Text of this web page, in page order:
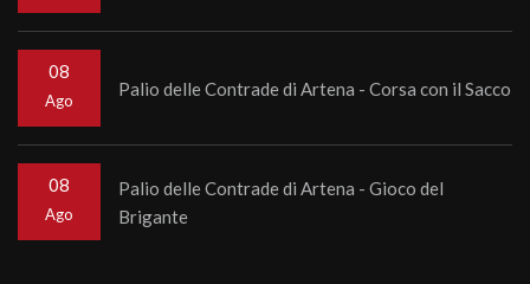
08
Ago
Palio delle Contrade di Artena - Corsa con il Sacco
08
Ago
Palio delle Contrade di Artena - Gioco del
Brigante